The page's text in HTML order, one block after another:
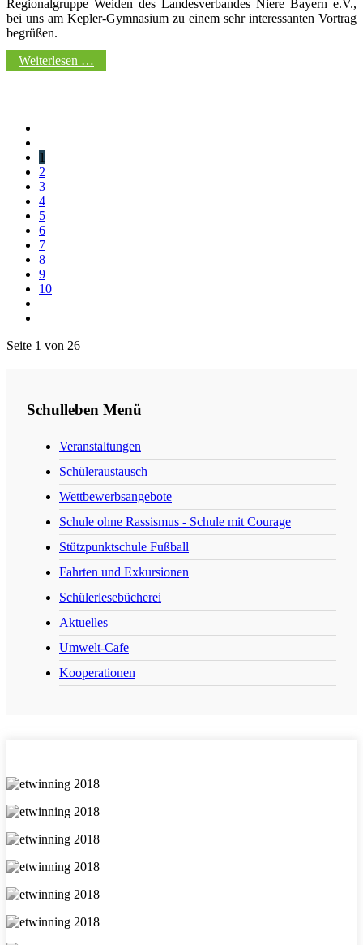
Regionalgruppe Weiden des Landesverbandes Niere Bayern e.V.,
bei uns am Kepler-Gymnasium zu einem sehr interessanten Vortrag
begrüßen.
Weiterlesen …
1
2
3
4
5
6
7
8
9
10
Seite 1 von 26
Schulleben Menü
Veranstaltungen
Schüleraustausch
Wettbewerbsangebote
Schule ohne Rassismus - Schule mit Courage
Stützpunktschule Fußball
Fahrten und Exkursionen
Schülerlesebücherei
Aktuelles
Umwelt-Cafe
Kooperationen